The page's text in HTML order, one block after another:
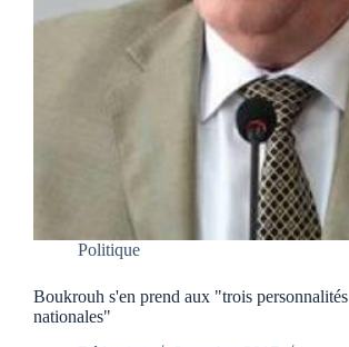
Politique
Boukrouh s'en prend aux "trois personnalités
nationales"